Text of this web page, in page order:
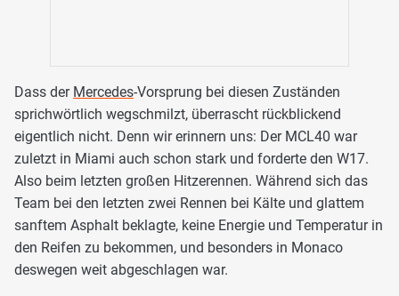
Dass der Mercedes-Vorsprung bei diesen Zuständen
sprichwörtlich wegschmilzt, überrascht rückblickend
eigentlich nicht. Denn wir erinnern uns: Der MCL40 war
zuletzt in Miami auch schon stark und forderte den W17.
Also beim letzten großen Hitzerennen. Während sich das
Team bei den letzten zwei Rennen bei Kälte und glattem
sanftem Asphalt beklagte, keine Energie und Temperatur in
den Reifen zu bekommen, und besonders in Monaco
deswegen weit abgeschlagen war.